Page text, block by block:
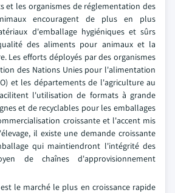
et les organismes de réglementation des
encouragent de plus en plus
d'emballage hygiéniques et sûrs
des aliments pour animaux et la
Les efforts déployés par des organismes
des Nations Unies pour l'alimentation
et les départements de l'agriculture au
l'utilisation de formats à grande
et de recyclables pour les emballages
croissante et l'accent mis
il existe une demande croissante
qui maintiendront l'intégrité des
de chaînes d'approvisionnement
le marché le plus en croissance rapide